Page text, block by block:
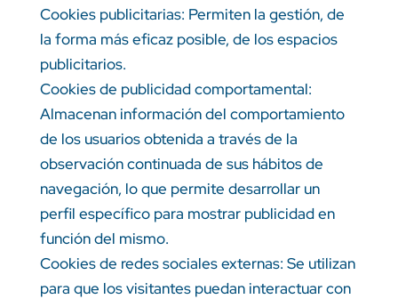
Cookies publicitarias: Permiten la gestión, de
la forma más eficaz posible, de los espacios
publicitarios.
Cookies de publicidad comportamental:
Almacenan información del comportamiento
de los usuarios obtenida a través de la
observación continuada de sus hábitos de
navegación, lo que permite desarrollar un
perfil específico para mostrar publicidad en
función del mismo.
Cookies de redes sociales externas: Se utilizan
para que los visitantes puedan interactuar con